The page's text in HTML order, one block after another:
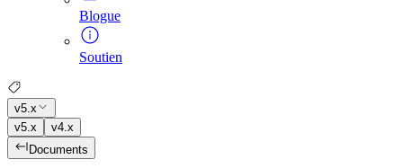
Blogue
Soutien
v5.x
v5.x
v4.x
Documents